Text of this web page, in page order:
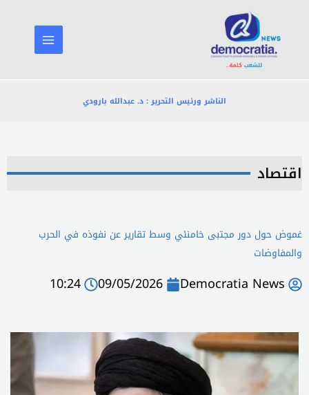
المحتوى
الناشر ورئيس التحرير : د. عبدالله بارودي
اقتصاد
غموض حول دور مجتبى خامنئي وسط تقارير عن نفوذه في الحرب
والمفاوضات
Democratia News
09/05/2026
10:24